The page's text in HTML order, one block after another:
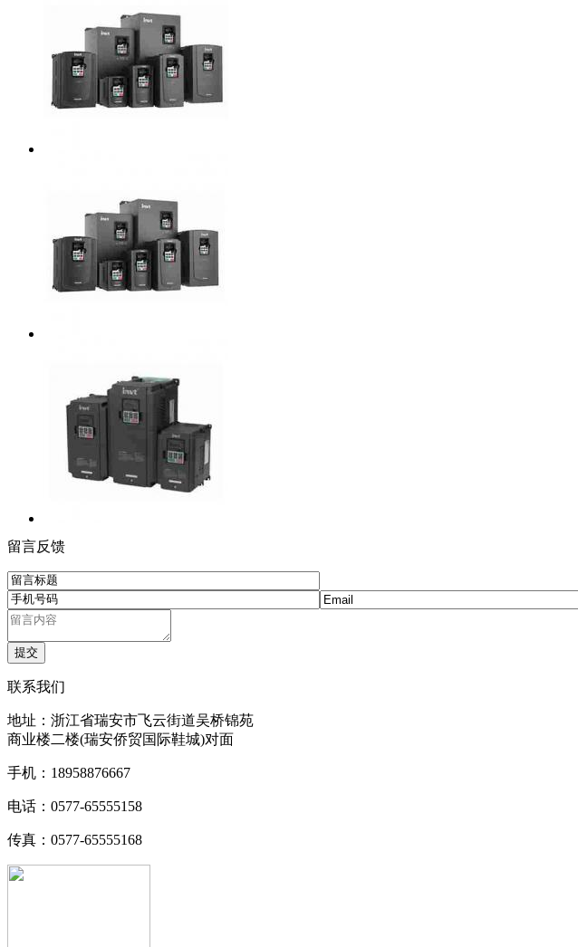
留言反馈
联系我们
地址：浙江省瑞安市飞云街道吴桥锦苑
商业楼二楼(瑞安侨贸国际鞋城)对面
手机：18958876667
电话：0577-65555158
传真：0577-65555168